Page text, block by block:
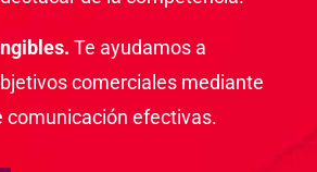
Te ayudamos a
comerciales mediante
comunicación efectivas.